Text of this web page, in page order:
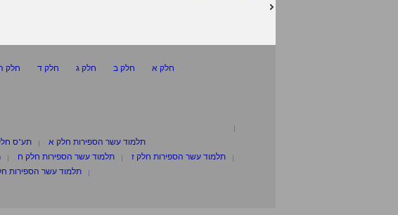
חלק א
חלק ב חלק ג חלק ד חלק
תלמוד עשר הספירות חלק א
תע"ס
תלמוד עשר הספירות חלק ז
תלמוד עשר הספירות חלק ח
תלמוד עשר הספירות